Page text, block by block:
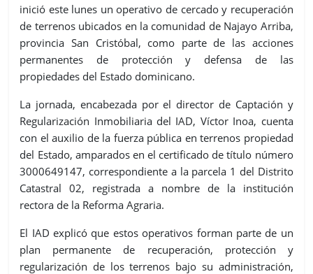
inició este lunes un operativo de cercado y recuperación
de terrenos ubicados en la comunidad de Najayo Arriba,
provincia San Cristóbal, como parte de las acciones
permanentes de protección y defensa de las
propiedades del Estado dominicano.
La jornada, encabezada por el director de Captación y
Regularización Inmobiliaria del IAD, Víctor Inoa, cuenta
con el auxilio de la fuerza pública en terrenos propiedad
del Estado, amparados en el certificado de título número
3000649147, correspondiente a la parcela 1 del Distrito
Catastral 02, registrada a nombre de la institución
rectora de la Reforma Agraria.
El IAD explicó que estos operativos forman parte de un
plan permanente de recuperación, protección y
regularización de los terrenos bajo su administración,